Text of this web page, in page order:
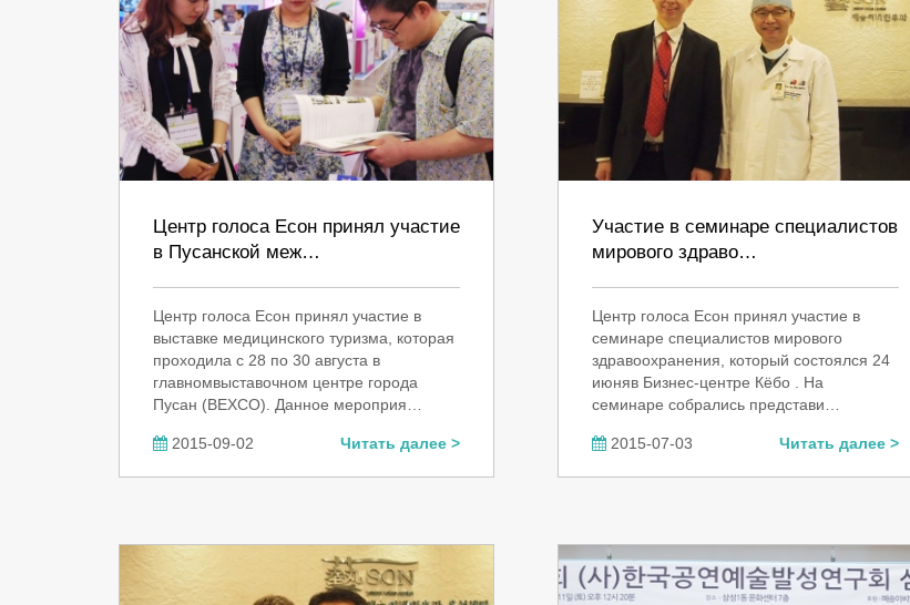
Центр голоса Есон принял участие
в Пусанской меж…
Центр голоса Есон принял участие в
выставке медицинского туризма, которая
проходила с 28 по 30 августа в
главномвыставочном центре города
Пусан (BEXCO). Данное мероприя…
2015-09-02 Читать далее >
Участие в семинаре специалистов
мирового здраво…
Центр голоса Есон принял участие в
семинаре специалистов мирового
здравоохранения, который состоялся 24
июняв Бизнес-центре Кёбо . На
семинаре собрались представи…
2015-07-03 Читать далее >